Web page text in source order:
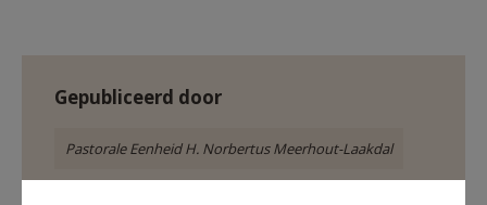
Gepubliceerd door
Pastorale Eenheid H. Norbertus Meerhout-Laakdal